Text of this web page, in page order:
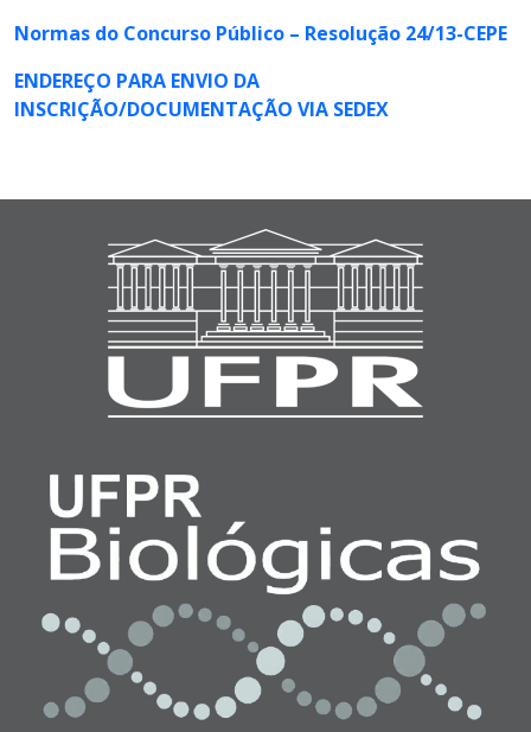
Normas do Concurso Público – Resolução 24/13-CEPE
ENDEREÇO PARA ENVIO DA
INSCRIÇÃO/DOCUMENTAÇÃO VIA SEDEX